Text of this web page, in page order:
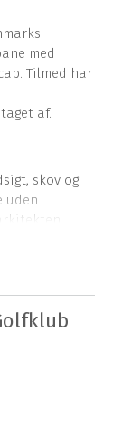
med
Tilmed har
af.
skov og
uden
og et
par 3 bane,
nye,
er